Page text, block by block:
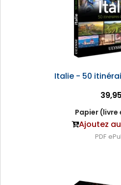
Italie - 50
Papier (livre
Ajoutez
PDF